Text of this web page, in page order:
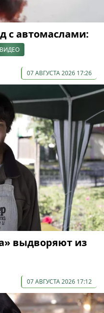
с автомаслами:
ВИДЕО
07 АВГУСТА 2026 17:26
выдворяют из
07 АВГУСТА 2026 17:12